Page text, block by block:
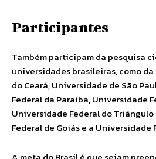
Participantes
Também participam da pesquisa
universidades brasileiras, como
do Ceará, Universidade de São
Federal da Paraíba, Universidade
Universidade Federal do
Federal de Goiás e a Universidade